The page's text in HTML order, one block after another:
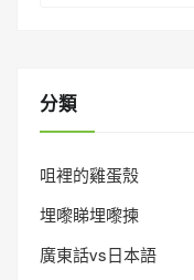
分類
咀裡的雞蛋殼
埋嚟睇埋嚟揀
廣東話vs日本語